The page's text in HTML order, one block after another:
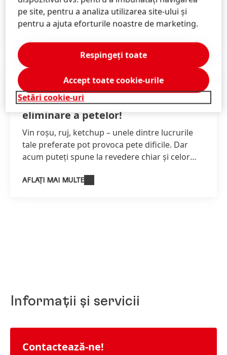
multe despre istoria mărcii noastre și reperele
sale.
AFLAȚI MAI MULTE
Consilier pentru pete: sfaturi ale
experților cu privire la modul de
eliminare a petelor!
Vin roșu, ruj, ketchup – unele dintre lucrurile
tale preferate pot provoca pete dificile. Dar
acum puteți spune la revedere chiar și celor
complet de îndepărtare a petelor
AFLAȚI MAI MULTE
Informații și servicii
Contactează-ne!
pe site, pentru a analiza utilizarea site-ului și
pentru a ajuta eforturile noastre de marketing.
Setări cookie-uri
Respingeți toate
Accept toate cookie-urile